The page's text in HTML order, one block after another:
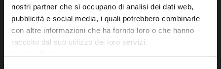
nostri partner che si occupano di analisi dei dati web,
pubblicità e social media, i quali potrebbero combinarle
con altre informazioni che ha fornito loro o che hanno
raccolto dal suo utilizzo dei loro servizi.
tel. 059.421211
info@fondazionesancarlo.it